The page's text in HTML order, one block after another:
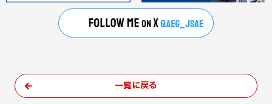
一覧に戻る